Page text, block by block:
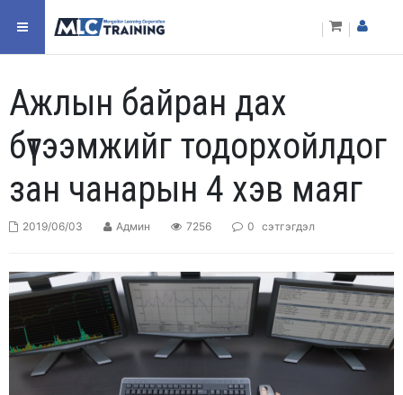
Ажлын байран дах
бүтээмжийг тодорхойлдог
зан чанарын 4 хэв маяг
2019/06/03 Админ 7256 0 сэтгэгдэл